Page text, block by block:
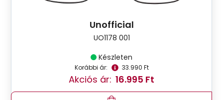
Unofficial
UO1178 001
Készleten
Korábbi ár: 33.990 Ft
Akciós ár: 16.995 Ft